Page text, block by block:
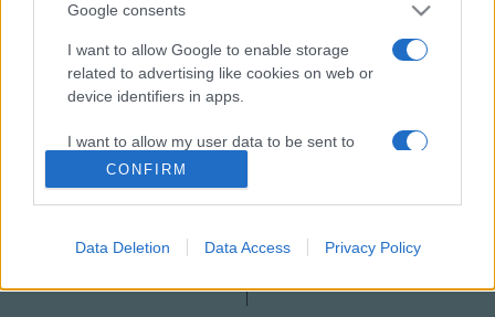
Google consents
I want to allow Google to enable storage
related to advertising like cookies on web or
device identifiers in apps.
I want to allow my user data to be sent to
Google for online advertising purposes.
I want to allow Google to send me
CONFIRM
Data Deletion Data Access Privacy Policy